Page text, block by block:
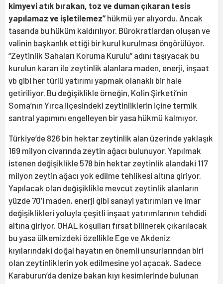
kimyevi atık bırakan, toz ve duman çıkaran tesis
yapılamaz ve işletilemez” hükmü yer alıyordu. Ancak
tasarıda bu hüküm kaldırılıyor. Bürokratlardan oluşan ve
valinin başkanlık ettiği bir kurul kurulması öngörülüyor.
“Zeytinlik Sahaları Koruma Kurulu” adını taşıyacak bu
kurulun kararı ile zeytinlik alanlara maden, enerji, inşaat
vb gibi her türlü yatırımı yapmak olanaklı bir hale
getiriliyor. Bu değişiklikle örneğin, Kolin Şirketi’nin
Soma’nın Yırca ilçesindeki zeytinliklerin içine termik
santral yapımını engelleyen bir yasa hükmü kalmıyor.
Türkiye’de 826 bin hektar zeytinlik alan üzerinde yaklaşık
169 milyon civarında zeytin ağacı bulunuyor. Yapılmak
istenen değişiklikle 578 bin hektar zeytinlik alandaki 117
milyon zeytin ağacı yok edilme tehlikesi altına giriyor.
Yapılacak olan değişiklikle mevcut zeytinlik alanların
yüzde 70’i maden, enerji gibi sanayi yatırımları ve imar
değişiklikleri yoluyla çeşitli inşaat yatırımlarının tehdidi
altına giriyor. OHAL koşulları fırsat bilinerek çıkarılacak
bu yasa ülkemizdeki özellikle Ege ve Akdeniz
kıyılarındaki doğal hayatın en önemli unsurlarından biri
olan zeytinliklerin yok edilmesine yol açacak. Sadece
Karaburun’da denize bakan kıyı kesimlerinde bulunan